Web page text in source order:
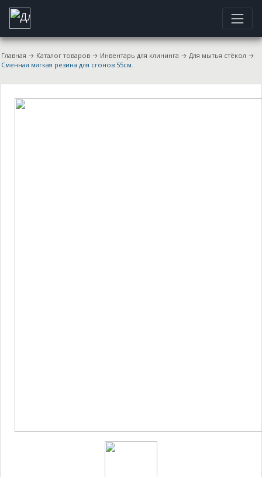
Главная → Каталог товаров → Инвентарь для клининга → Для мытья стёкол →
Сменная мягкая резина для сгонов 55см.